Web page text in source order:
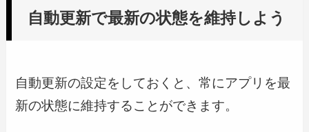
自動更新で最新の状態を維持しよう
自動更新の設定をしておくと、常にアプリを最
新の状態に維持することができます。